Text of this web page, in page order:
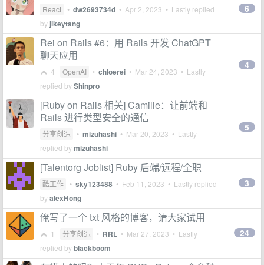
React • dw2693734d • Apr 2, 2023 • Lastly replied
by jikeytang
6
Rei on Rails #6：用 Rails 开发 ChatGPT
聊天应用
4 OpenAI • chloerei • Mar 24, 2023 • Lastly
replied byShinpro
4
[Ruby on Rails 相关] Camille：让前端和
Rails 进行类型安全的通信
分享创造 • mizuhashi • Mar 20, 2023 • Lastly
replied bymizuhashi
5
[Talentorg Joblist] Ruby 后端/远程/全职
酷工作 • sky123488 • Feb 11, 2023 • Lastly replied
byalexHong
3
俺写了一个 txt 风格的博客，请大家试用
1 分享创造 • RRL • Mar 27, 2023 • Lastly
replied byblackboom
24